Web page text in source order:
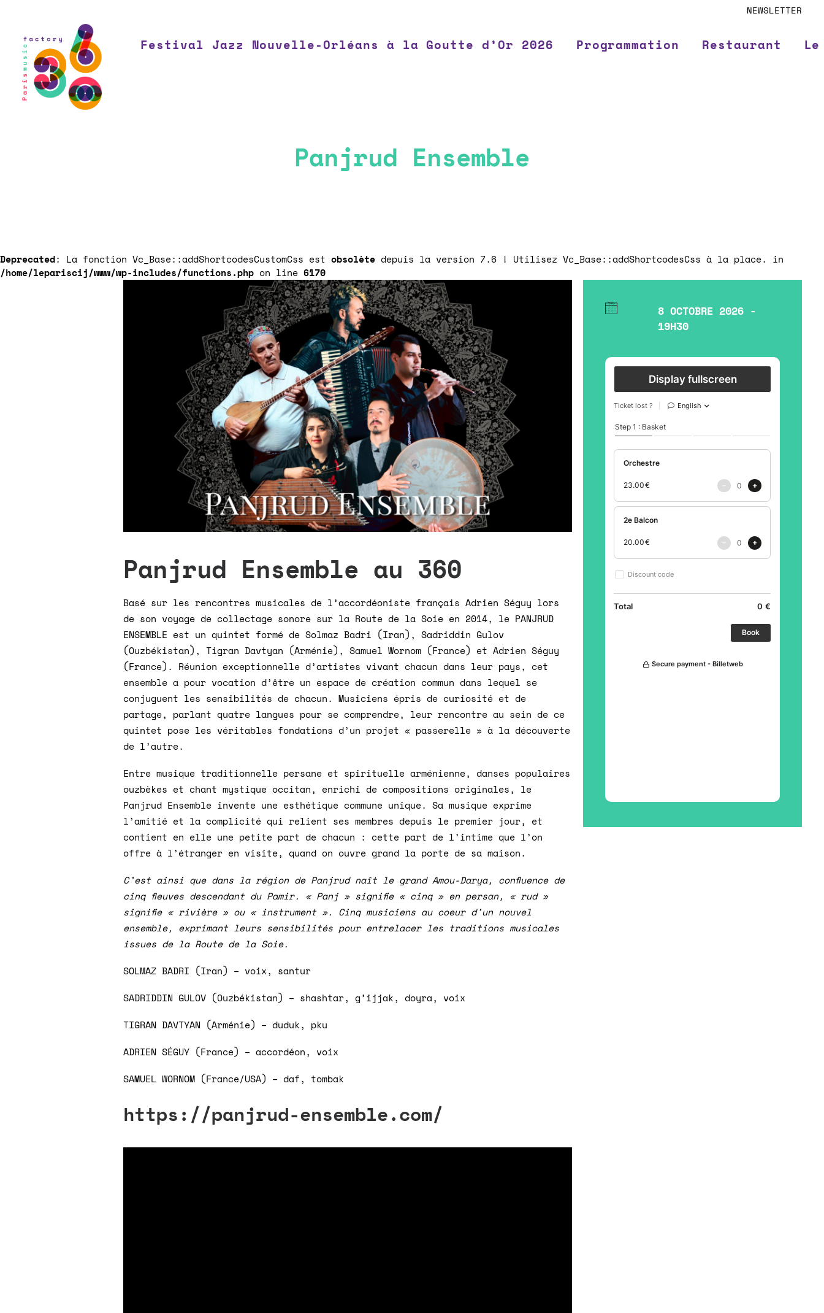
NEWSLETTER
Festival Jazz Nouvelle-Orléans à la Goutte d’Or 2026 Programmation Restaurant
Panjrud Ensemble
Deprecated: La fonction Vc_Base::addShortcodesCustomCss est obsolète depuis la version 7.6 ! Utilisez Vc_Base::addShortcodesCss à la place. in
/home/lepariscij/www/wp-includes/functions.php on line 6170
Panjrud Ensemble au 360
Basé sur les rencontres musicales de l’accordéoniste français Adrien Séguy lors
de son voyage de collectage sonore sur la Route de la Soie en 2014, le PANJRUD
ENSEMBLE est un quintet formé de Solmaz Badri (Iran), Sadriddin Gulov
(Ouzbékistan), Tigran Davtyan (Arménie), Samuel Wornom (France) et Adrien Séguy
(France). Réunion exceptionnelle d’artistes vivant chacun dans leur pays, cet
ensemble a pour vocation d’être un espace de création commun dans lequel se
conjuguent les sensibilités de chacun. Musiciens épris de curiosité et de
partage, parlant quatre langues pour se comprendre, leur rencontre au sein de ce
quintet pose les véritables fondations d’un projet « passerelle » à la découverte
de l’autre.
Entre musique traditionnelle persane et spirituelle arménienne, danses populaires
ouzbèkes et chant mystique occitan, enrichi de compositions originales, le
Panjrud Ensemble invente une esthétique commune unique. Sa musique exprime
l’amitié et la complicité qui relient ses membres depuis le premier jour, et
contient en elle une petite part de chacun : cette part de l’intime que l’on
offre à l’étranger en visite, quand on ouvre grand la porte de sa maison.
C’est ainsi que dans la région de Panjrud naît le grand Amou-Darya, confluence de
cinq fleuves descendant du Pamir. « Panj » signifie « cinq » en persan, « rud »
signifie « rivière » ou « instrument ». Cinq musiciens au coeur d’un nouvel
ensemble, exprimant leurs sensibilités pour entrelacer les traditions musicales
issues de la Route de la Soie.
SOLMAZ BADRI (Iran) – voix, santur
SADRIDDIN GULOV (Ouzbékistan) – shashtar, g’ijjak, doyra, voix
TIGRAN DAVTYAN (Arménie) – duduk, pku
ADRIEN SÉGUY (France) – accordéon, voix
SAMUEL WORNOM (France/USA) – daf, tombak
https://panjrud-ensemble.com/
8 OCTOBRE 2026 -
19H30